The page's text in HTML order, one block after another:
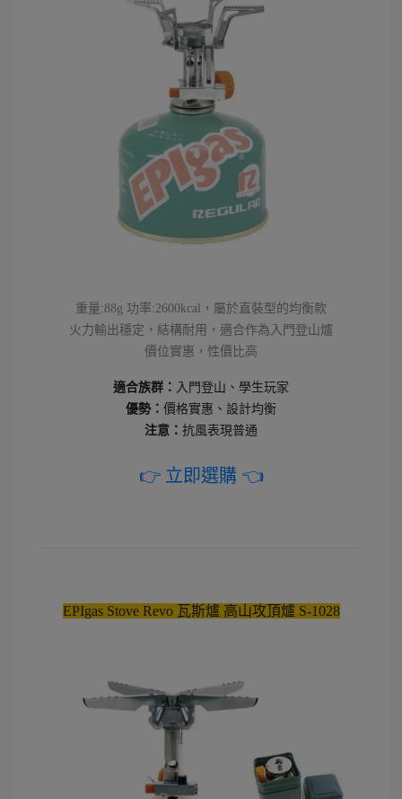
重量:88g 功率:2600kcal，屬於直裝型的均衡款
火力輸出穩定，結構耐用，適合作為入門登山爐
價位實惠，性價比高
適合族群： 入門登山、學生玩家
優勢： 價格實惠、設計均衡
注意： 抗風表現普通
👉 立即選購 👈
EPIgas Stove Revo 瓦斯爐 高山攻頂爐 S-1028